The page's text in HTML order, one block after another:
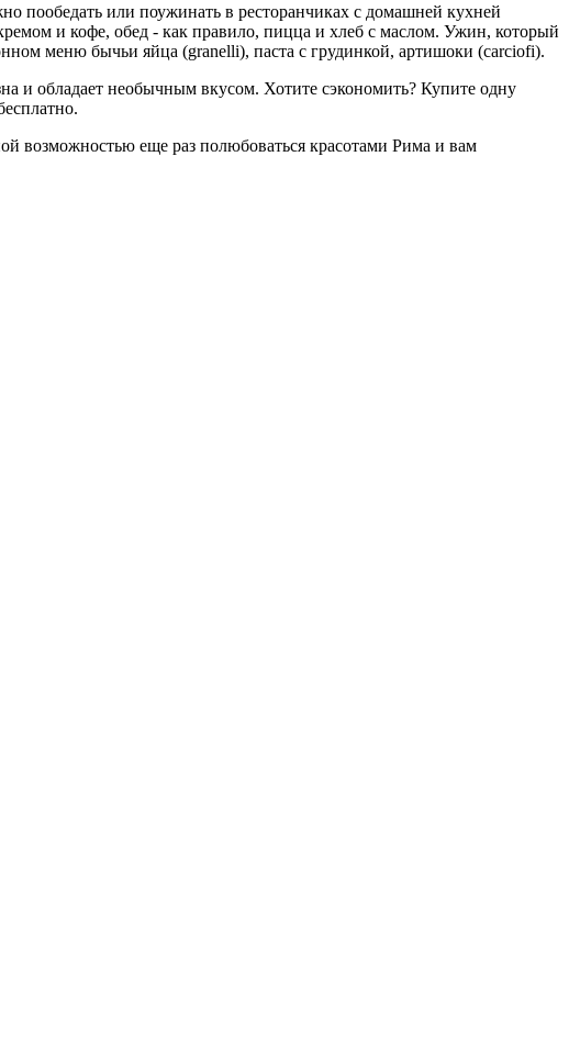
пообедать или поужинать в ресторанчиках с домашней кухней
и кофе, обед - как правило, пицца и хлеб с маслом. Ужин, который
меню бычьи яйца (granelli), паста с грудинкой, артишоки (carciofi).
и обладает необычным вкусом. Хотите сэкономить? Купите одну
возможностью еще раз полюбоваться красотами Рима и вам